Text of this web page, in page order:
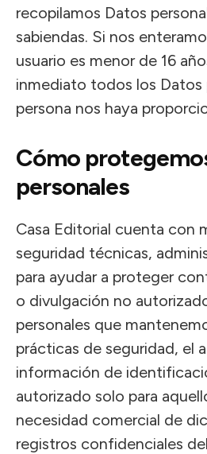
recopilamos Datos
sabiendas. Si nos
usuario es menor de 16
inmediato todos los Datos
persona nos haya
Cómo
personales
Casa Editorial cuenta con
seguridad técnicas,
para ayudar a proteger
o divulgación no
personales que
prácticas de seguridad, el
información de
autorizado solo para
necesidad comercial de
registros confidenciales